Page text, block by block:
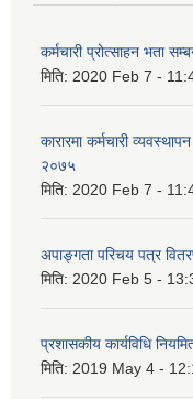
कर्मचारी प्रोत्साहन भता
मिति: 2020 Feb 7 -
कारारमा कर्मचारी
२०७५
मिति: 2020 Feb 7 -
अपाङ्गता परिचय पत्र
मिति: 2020 Feb 5 -
प्रशासकीय कार्यविधि
मिति: 2019 May 4 -